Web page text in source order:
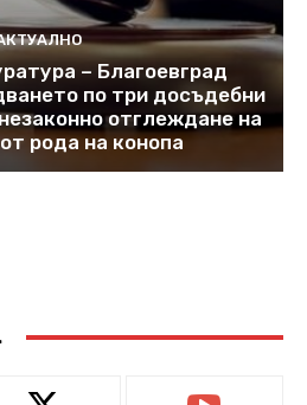
– Благоевград
по три досъдебни
отглеждане на
рода на конопа